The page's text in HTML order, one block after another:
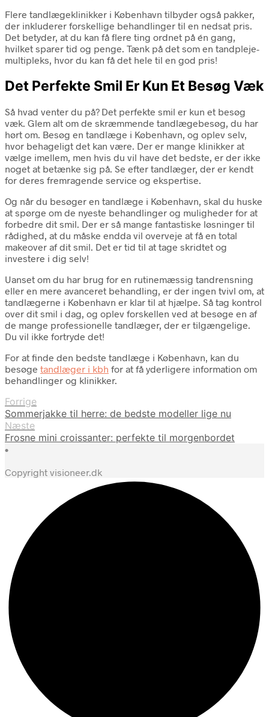
Flere tandlægeklinikker i København tilbyder også pakker,
der inkluderer forskellige behandlinger til en nedsat pris.
Det betyder, at du kan få flere ting ordnet på én gang,
hvilket sparer tid og penge. Tænk på det som en tandpleje-
multipleks, hvor du kan få det hele til en god pris!
Det Perfekte Smil Er Kun Et Besøg Væk
Så hvad venter du på? Det perfekte smil er kun et besøg
væk. Glem alt om de skræmmende tandlægebesøg, du har
hørt om. Besøg en tandlæge i København, og oplev selv,
hvor behageligt det kan være. Der er mange klinikker at
vælge imellem, men hvis du vil have det bedste, er der ikke
noget at betænke sig på. Se efter tandlæger, der er kendt
for deres fremragende service og ekspertise.
Og når du besøger en tandlæge i København, skal du huske
at spørge om de nyeste behandlinger og muligheder for at
forbedre dit smil. Der er så mange fantastiske løsninger til
rådighed, at du måske endda vil overveje at få en total
makeover af dit smil. Det er tid til at tage skridtet og
investere i dig selv!
Uanset om du har brug for en rutinemæssig tandrensning
eller en mere avanceret behandling, er der ingen tvivl om, at
tandlægerne i København er klar til at hjælpe. Så tag kontrol
over dit smil i dag, og oplev forskellen ved at besøge en af
de mange professionelle tandlæger, der er tilgængelige.
Du vil ikke fortryde det!
For at finde den bedste tandlæge i København, kan du
besøge tandlæger i kbh for at få yderligere information om
behandlinger og klinikker.
Forrige
Sommerjakke til herre: de bedste modeller lige nu
Næste
Frosne mini croissanter: perfekte til morgenbordet
•
Copyright visioneer.dk